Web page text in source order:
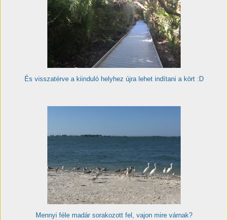
És visszatérve a kiinduló helyhez újra lehet indítani a kört :D
Mennyi féle madár sorakozott fel, vajon mire várnak?